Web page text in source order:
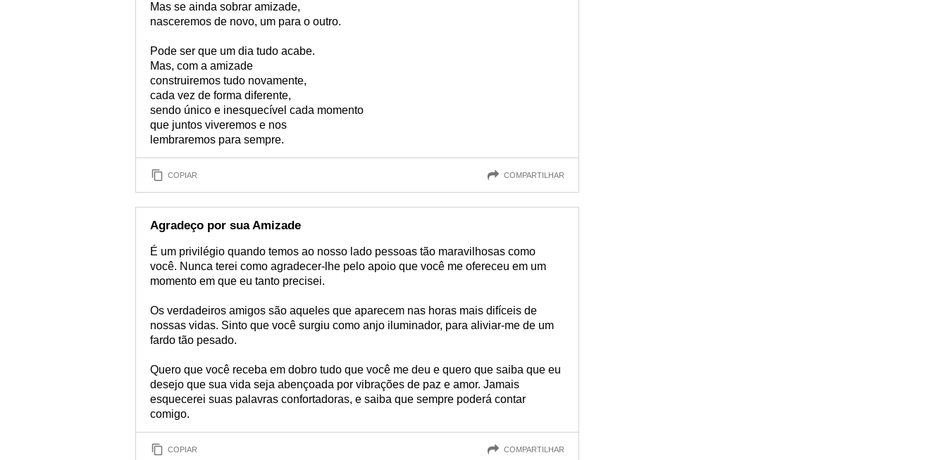
Mas se ainda sobrar amizade,
nasceremos de novo, um para o outro.
Pode ser que um dia tudo acabe.
Mas, com a amizade
construiremos tudo novamente,
cada vez de forma diferente,
sendo único e inesquecível cada momento
que juntos viveremos e nos
lembraremos para sempre.
COPIAR COMPARTILHAR
Agradeço por sua Amizade
É um privilégio quando temos ao nosso lado pessoas tão maravilhosas como
você. Nunca terei como agradecer-lhe pelo apoio que você me ofereceu em um
momento em que eu tanto precisei.
Os verdadeiros amigos são aqueles que aparecem nas horas mais difíceis de
nossas vidas. Sinto que você surgiu como anjo iluminador, para aliviar-me de um
fardo tão pesado.
Quero que você receba em dobro tudo que você me deu e quero que saiba que eu
desejo que sua vida seja abençoada por vibrações de paz e amor. Jamais
esquecerei suas palavras confortadoras, e saiba que sempre poderá contar
comigo.
COPIAR COMPARTILHAR